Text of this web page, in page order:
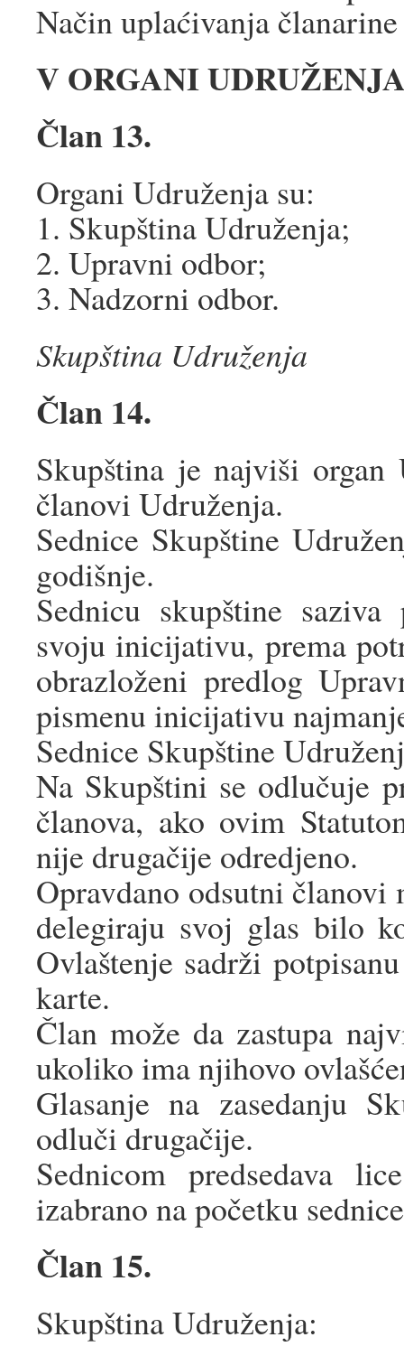
Način uplaćivanja
V ORGANI
Član 13.
Organi Udruženja su:
1. Skupština Udruženja;
2. Upravni odbor;
3. Nadzorni odbor.
Skupština Udruženja
Član 14.
Skupština je najviši
članovi Udruženja.
Sednice Skupštine
godišnje.
Sednicu skupštine
svoju inicijativu, prema
obrazloženi predlog
pismenu inicijativu
Sednice Skupštine
Na Skupštini se odlučuje
članova, ako ovim
nije drugačije odredjeno.
Opravdano odsutni članovi
delegiraju svoj glas bilo
Ovlaštenje sadrži
karte.
Član može da zastupa
ukoliko ima njihovo
Glasanje na zasedanju
odluči drugačije.
Sednicom predsedava
izabrano na početku
Član 15.
Skupština Udruženja: